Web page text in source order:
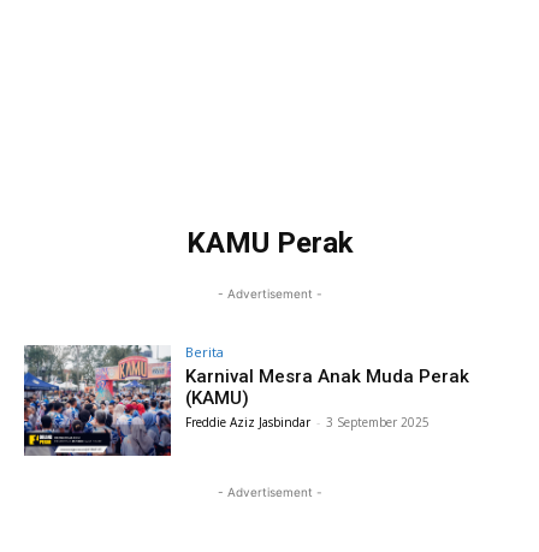
KAMU Perak
- Advertisement -
Berita
Karnival Mesra Anak Muda Perak
(KAMU)
Freddie Aziz Jasbindar - 3 September 2025
- Advertisement -